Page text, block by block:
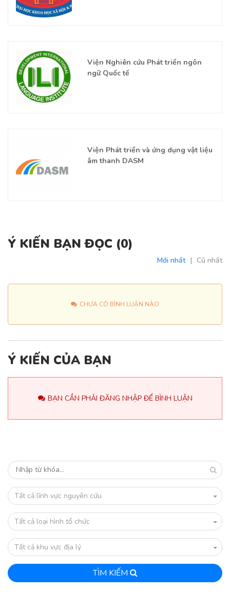
Viện Nghiên cứu Phát triển ngôn
ngữ Quốc tế
Viện Phát triển và ứng dụng vật liệu
âm thanh DASM
Ý KIẾN BẠN ĐỌC (0)
Mới nhất | Cũ nhất
CHƯA CÓ BÌNH LUẬN NÀO
Ý KIẾN CỦA BẠN
BẠN CẦN PHẢI ĐĂNG NHẬP ĐỂ BÌNH LUẬN
Tất cả lĩnh vực nguyên cứu
Tất cả loại hình tổ chức
Tất cả khu vực địa lý
TÌM KIẾM